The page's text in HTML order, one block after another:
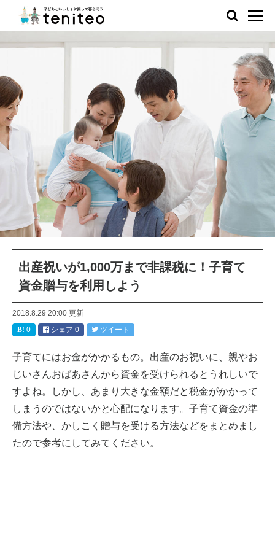
出産祝いが1,000万まで非課税に！子育て
資金贈与を利用しよう
2018.8.29 20:00 更新
0
シェア 0 ツイート
子育てにはお金がかかるもの。出産のお祝いに、親やお
じいさんおばあさんから資金を受けられるとうれしいで
すよね。しかし、あまり大きな金額だと税金がかかって
しまうのではないかと心配になります。子育て資金の準
備方法や、かしこく贈与を受ける方法などをまとめまし
たので参考にしてみてください。